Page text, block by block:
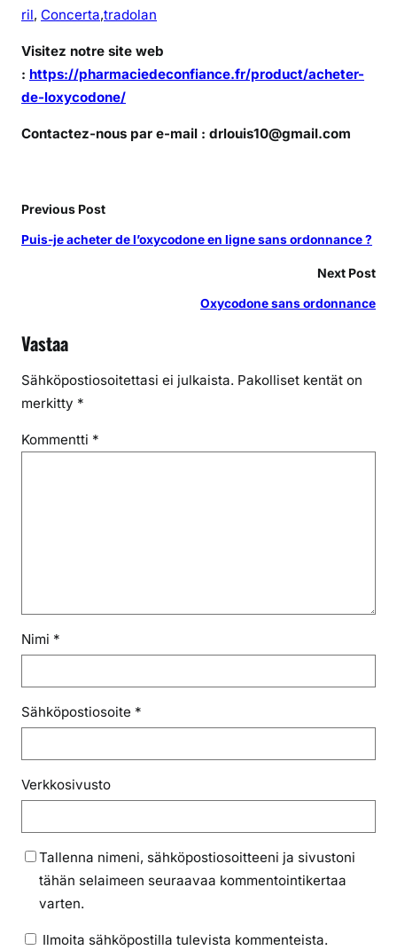
ril, Concerta,tradolan
Visitez notre site web
: https://pharmaciedeconfiance.fr/product/acheter-
de-loxycodone/
Contactez-nous par e-mail : drlouis10@gmail.com
Previous Post
Puis-je acheter de l’oxycodone en ligne sans ordonnance ?
Next Post
Oxycodone sans ordonnance
Vastaa
Sähköpostiosoitettasi ei julkaista. Pakolliset kentät on
merkitty *
Kommentti *
Nimi *
Sähköpostiosoite *
Verkkosivusto
Tallenna nimeni, sähköpostiosoitteeni ja sivustoni
tähän selaimeen seuraavaa kommentointikertaa
varten.
Ilmoita sähköpostilla tulevista kommenteista.